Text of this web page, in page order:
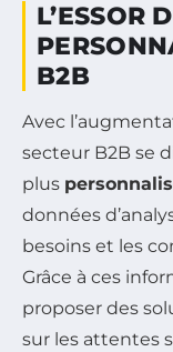
L’ESSOR
B2B
Avec
secteur B2B se
plus
données
besoins et les
Grâce à ces
proposer des
sur les attentes